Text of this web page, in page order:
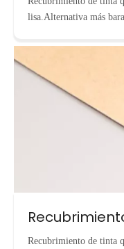
lisa.Alternativa más
Recubrimiento de tinta